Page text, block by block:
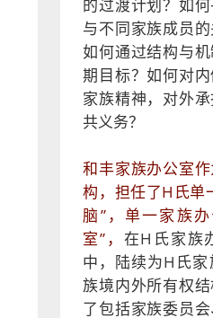
的过渡计划？如
与不同家族成员
如何通过结构与
期目标？如何对
家族精神，对外
共义务？
和丰家族办公室
构，担任了H氏单
脑”，单一家族
室”， 在H氏家族
中，陆续为H氏
族境内外所有权
了包括家族委员